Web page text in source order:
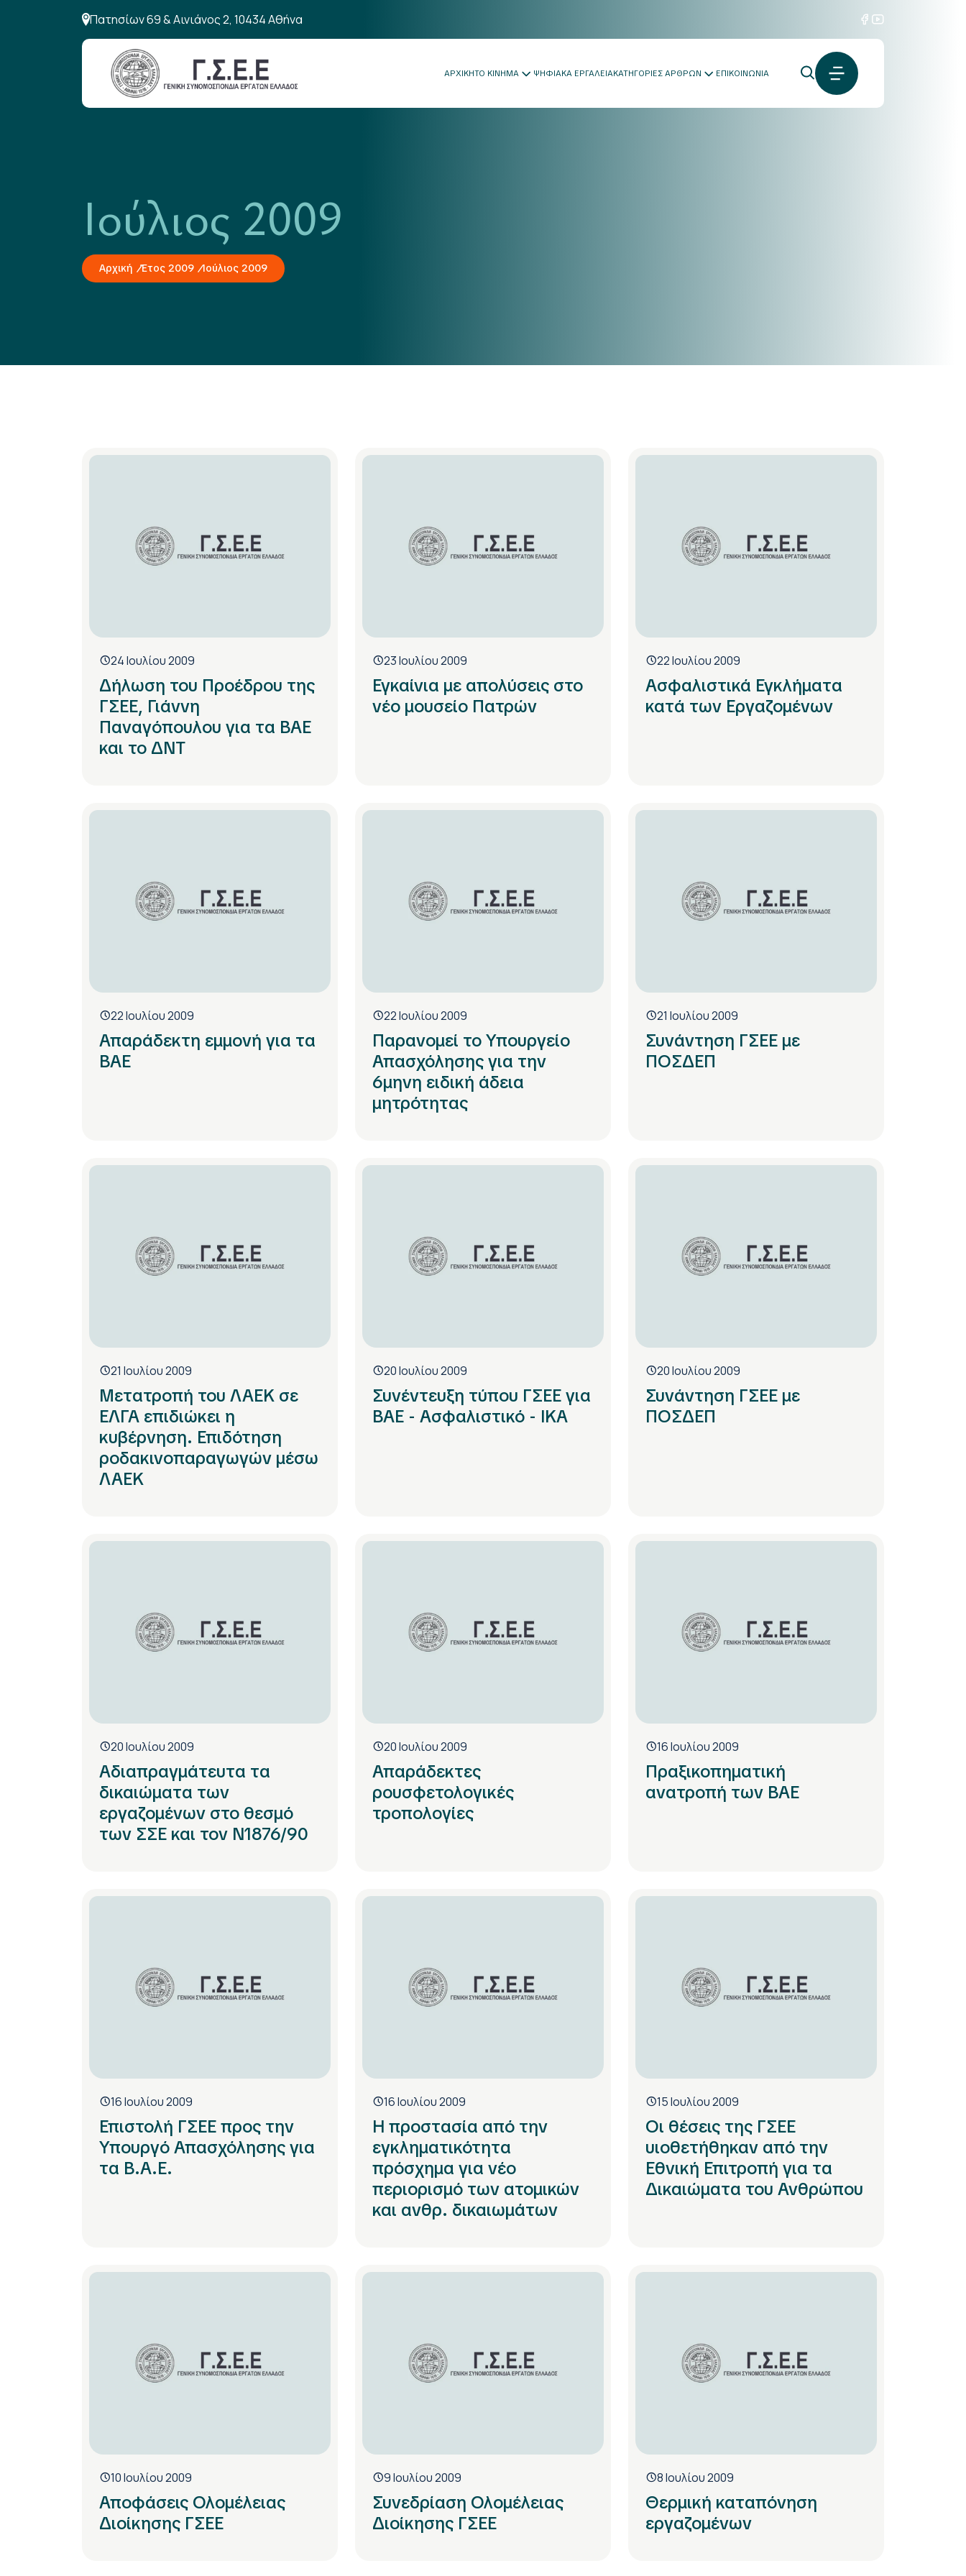
Πατησίων 69 & Αινιάνος 2, 10434 Αθήνα
ΑΡΧΙΚΗΤΟ ΚΙΝΗΜΑ ΨΗΦΙΑΚΑ ΕΡΓΑΛΕΙΑΚΑΤΗΓΟΡΙΕΣ ΑΡΘΡΩΝ ΕΠΙΚΟΙΝΩΝΙΑ
Ιούλιος 2009
Αρχική Έτος 2009 Ιούλιος 2009
24 Ιουλίου 2009
Δήλωση του Προέδρου της
ΓΣΕΕ, Γιάννη
Παναγόπουλου για τα ΒΑΕ
και το ΔΝΤ
23 Ιουλίου 2009
Εγκαίνια με απολύσεις στο
νέο μουσείο Πατρών
22 Ιουλίου 2009
Ασφαλιστικά Εγκλήματα
κατά των Εργαζομένων
22 Ιουλίου 2009
Απαράδεκτη εμμονή για τα
ΒΑΕ
22 Ιουλίου 2009
Παρανομεί το Υπουργείο
Απασχόλησης για την
6μηνη ειδική άδεια
μητρότητας
21 Ιουλίου 2009
Συνάντηση ΓΣΕΕ με
ΠΟΣΔΕΠ
21 Ιουλίου 2009
Μετατροπή του ΛΑΕΚ σε
ΕΛΓΑ επιδιώκει η
κυβέρνηση. Επιδότηση
ροδακινοπαραγωγών μέσω
ΛΑΕΚ
20 Ιουλίου 2009
Συνέντευξη τύπου ΓΣΕΕ για
ΒΑΕ - Ασφαλιστικό - ΙΚΑ
20 Ιουλίου 2009
Συνάντηση ΓΣΕΕ με
ΠΟΣΔΕΠ
20 Ιουλίου 2009
Αδιαπραγμάτευτα τα
δικαιώματα των
εργαζομένων στο θεσμό
των ΣΣΕ και τον Ν1876/90
20 Ιουλίου 2009
Απαράδεκτες
ρουσφετολογικές
τροπολογίες
16 Ιουλίου 2009
Πραξικοπηματική
ανατροπή των ΒΑΕ
16 Ιουλίου 2009
Επιστολή ΓΣΕΕ προς την
Υπουργό Απασχόλησης για
τα Β.Α.Ε.
16 Ιουλίου 2009
Η προστασία από την
εγκληματικότητα
πρόσχημα για νέο
περιορισμό των ατομικών
και ανθρ. δικαιωμάτων
15 Ιουλίου 2009
Οι θέσεις της ΓΣΕΕ
υιοθετήθηκαν από την
Εθνική Επιτροπή για τα
Δικαιώματα του Ανθρώπου
10 Ιουλίου 2009
Αποφάσεις Ολομέλειας
Διοίκησης ΓΣΕΕ
9 Ιουλίου 2009
Συνεδρίαση Ολομέλειας
Διοίκησης ΓΣΕΕ
8 Ιουλίου 2009
Θερμική καταπόνηση
εργαζομένων